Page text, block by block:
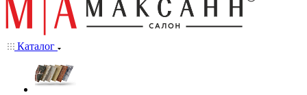
Каталог